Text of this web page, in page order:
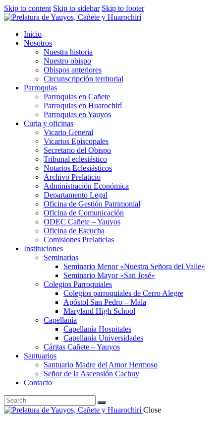
Skip to content Skip to sidebar Skip to footer
Inicio
Nosotros
Nuestra historia
Nuestro obispo
Obispos anteriores
Circunscripción territorial
Parroquias
Parroquias en Cañete
Parroquias en Huarochirí
Parroquias en Yauyos
Curia y oficinas
Vicario General
Vicarios Episcopales
Secretario del Obispo
Tribunal eclesiástico
Notarios Eclesiásticos
Archivo Prelaticio
Administración Económica
Departamento Legal
Oficina de Gestión Patrimonial
Oficina de Comunicación
ODEC Cañete – Yauyos
Oficina de Escucha
Comisiones Prelaticias
Instituciones
Seminarios
Seminario Menor «Nuestra Señora del Valle»
Seminario Mayor «San José»
Colegios Parroquiales
Colegios parroquiales de Cerro Alegre
Apóstol San Pedro – Mala
Maryland High School
Capellanía
Capellanía Hospitales
Capellanía Universidades
Cáritas Cañete – Yauyos
Santuarios
Santuario Madre del Amor Hermoso
Señor de la Ascensión Cachuy
Contacto
Close